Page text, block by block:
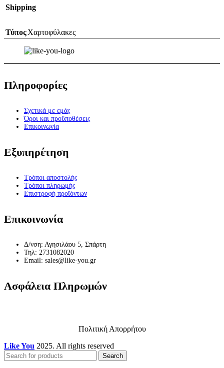
Shipping
ΤύποςΧαρτοφύλακες
Πληροφορίες
Σχετικά με εμάς
Όροι και προϋποθέσεις
Επικοινωνία
Εξυπηρέτηση
Τρόποι αποστολής
Τρόποι πληρωμής
Επιστροφή προϊόντων
Επικοινωνία
Δ/νση: Αγησιλάου 5, Σπάρτη
Τηλ: 2731082020
Email: sales@like-you.gr
Ασφάλεια Πληρωμών
Πολιτική Απορρήτου
Like You 2025. All rights reserved
Search